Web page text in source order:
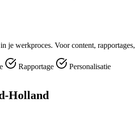
je werkproces. Voor content,
Rapportage
Personalisatie
Holland